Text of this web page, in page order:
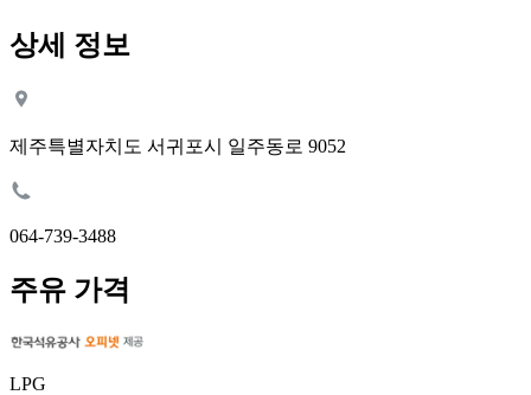
상세 정보
제주특별자치도 서귀포시 일주동로 9052
064-739-3488
주유 가격
LPG